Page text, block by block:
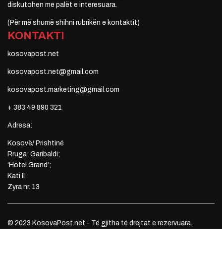
diskutohen me palët e interesuara.
(Për më shumë shihni rubrikën e kontaktit)
KONTAKTI
kosovapost.net
kosovapost.net@gmail.com
kosovapost.marketing@gmail.com
+ 383 49 890 321
Adresa:
Kosovë/ Prishtinë
Rruga: Garibaldi;
‘Hotel Grand’;
Kati II
Zyra nr. 13
© 2023 KosovaPost.net - Të gjitha të drejtat e rezervuara.